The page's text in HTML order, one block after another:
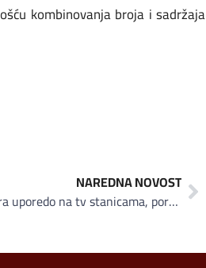
kombinovanja broja i sadržaja
NAREDNA NOVOST
Jedinstveni projekat koji se emitira uporedo na tv stanicama, portalima i društvenim mrežama